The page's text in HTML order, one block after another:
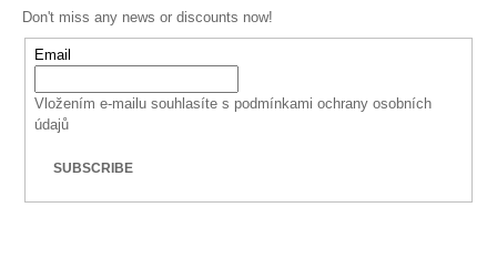
Don't miss any news or discounts now!
Email
Vložením e-mailu souhlasíte s podmínkami ochrany osobních
údajů
SUBSCRIBE